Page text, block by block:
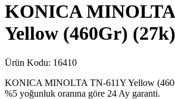
KONICA
Yellow (460Gr) (27k)
Ürün Kodu: 16410
KONICA MINOLTA TN-611Y Yellow
%5 yoğunluk oranına göre 24 Ay garanti.